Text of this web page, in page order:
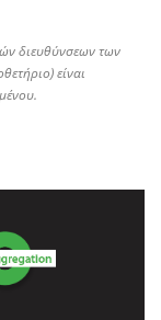
διευθύνσεων των
είναι